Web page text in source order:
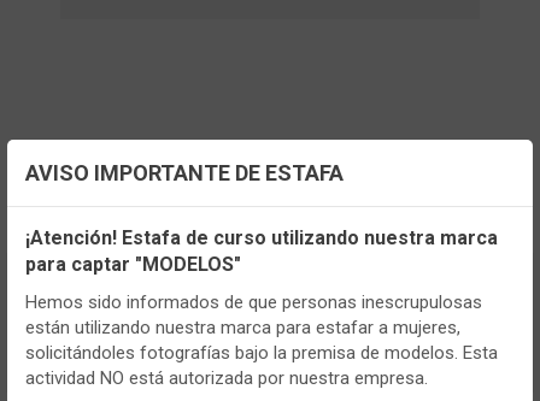
TENEMOS MUCHOS MÁS !
Registrateaquípara poder ver todo el
contenido y los precios.
Configuración de cookies
Utilizamos cookies propias y de terceros, de sesión o
persistentes, para hacer funcionar de manera segura nuestra
página web y personalizar su contenido.
Igualmente, utilizamos cookies para medir y obtener datos de
la navegación que realizas y para ajustar el contenido a tus
AVISO IMPORTANTE DE ESTAFA
¡Atención! Estafa de curso utilizando nuestra marca
para captar "MODELOS"
Hemos sido informados de que personas inescrupulosas
están utilizando nuestra marca para estafar a mujeres,
solicitándoles fotografías bajo la premisa de modelos. Esta
actividad NO está autorizada por nuestra empresa.